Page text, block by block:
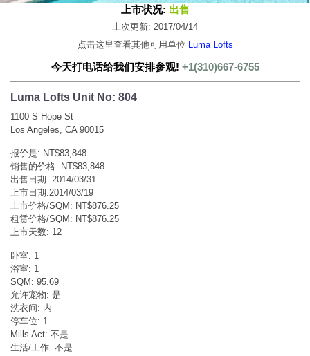
上市状况: 出售
上次更新: 2017/04/14
点击这里查看其他可用单位
Luma Lofts
今天打电话给我们安排参观! +1(310)667-6755
Luma Lofts Unit No: 804
1100 S Hope St
Los Angeles, CA 90015
报价是: NT$83,848
销售的价格: NT$83,848
出售日期: 2014/03/31
上市日期:2014/03/19
上市价格/SQM: NT$876.25
租赁价格/SQM: NT$876.25
上市天数: 12
卧室: 1
浴室: 1
SQM: 95.69
允许宠物: 是
洗衣间: 内
停车位: 1
Mills Act: 不是
生活/工作: 不是